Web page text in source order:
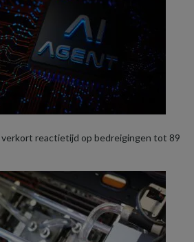
verkort reactietijd op bedreigingen tot 89